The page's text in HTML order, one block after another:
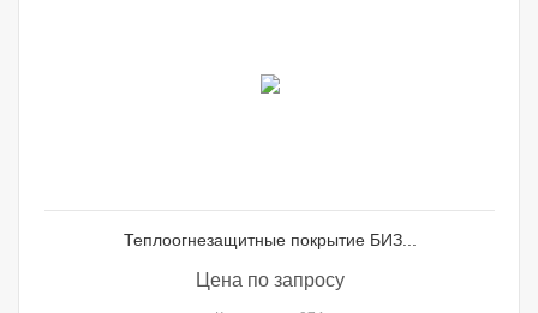
Теплоогнезащитные покрытие БИЗ...
Цена по запросу